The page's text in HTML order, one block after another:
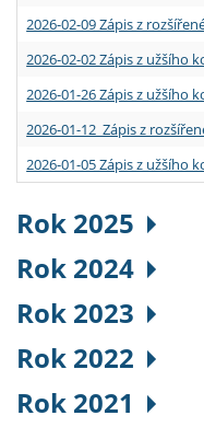
2026-02-09 Zápis z
2026-02-02 Zápis z užšího
2026-01-26 Zápis z užšího
2026-01-12 Zápis z
2026-01-05 Zápis z užšího
Rok 2025
Rok 2024
Rok 2023
Rok 2022
Rok 2021